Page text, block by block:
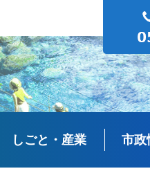
しごと・産業 市政